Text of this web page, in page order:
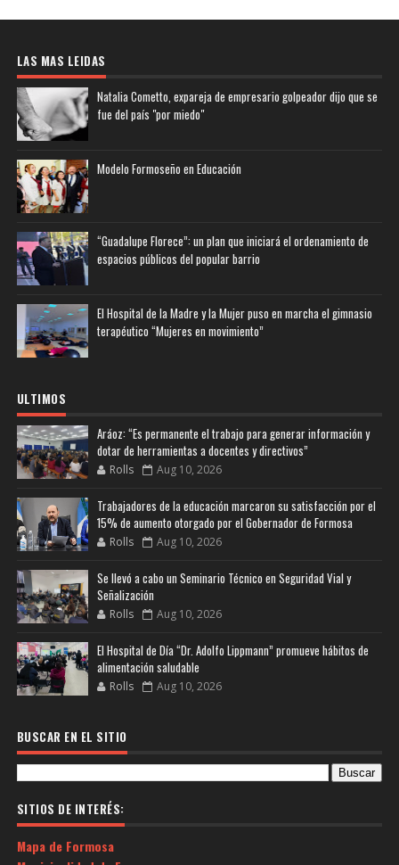
LAS MAS LEIDAS
Natalia Cometto, expareja de empresario golpeador dijo que se
fue del país "por miedo"
Modelo Formoseño en Educación
“Guadalupe Florece”: un plan que iniciará el ordenamiento de
espacios públicos del popular barrio
El Hospital de la Madre y la Mujer puso en marcha el gimnasio
terapéutico “Mujeres en movimiento”
ULTIMOS
Aráoz: “Es permanente el trabajo para generar información y
dotar de herramientas a docentes y directivos”
Rolls Aug 10, 2026
Trabajadores de la educación marcaron su satisfacción por el
15% de aumento otorgado por el Gobernador de Formosa
Rolls Aug 10, 2026
Se llevó a cabo un Seminario Técnico en Seguridad Vial y
Señalización
Rolls Aug 10, 2026
El Hospital de Día “Dr. Adolfo Lippmann” promueve hábitos de
alimentación saludable
Rolls Aug 10, 2026
BUSCAR EN EL SITIO
SITIOS DE INTERÉS:
Mapa de Formosa